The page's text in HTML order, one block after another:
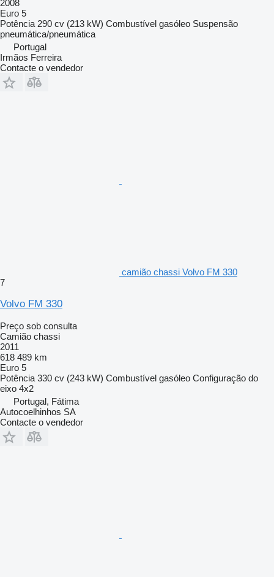
2008
Euro 5
Potência 290 cv (213 kW) Combustível gasóleo Suspensão
pneumática/pneumática
Portugal
Irmãos Ferreira
Contacte o vendedor
camião chassi Volvo FM 330
7
Volvo FM 330
Preço sob consulta
Camião chassi
2011
618 489 km
Euro 5
Potência 330 cv (243 kW) Combustível gasóleo Configuração do
eixo 4x2
Portugal, Fátima
Autocoelhinhos SA
Contacte o vendedor